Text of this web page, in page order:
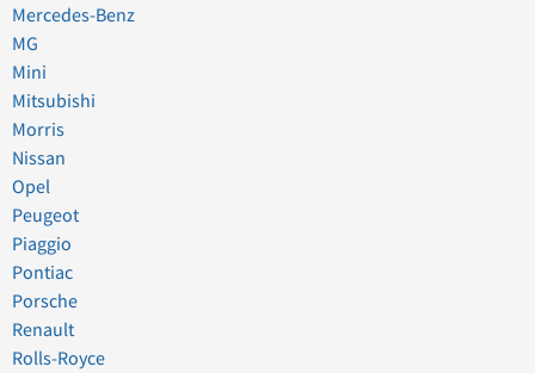
Mercedes-Benz
MG
Mini
Mitsubishi
Morris
Nissan
Opel
Peugeot
Piaggio
Pontiac
Porsche
Renault
Rolls-Royce